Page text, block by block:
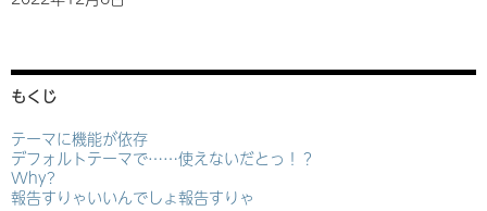
もくじ
テーマに機能が依存
デフォルトテーマで……使えないだとっ！？
Why?
報告すりゃいいんでしょ報告すりゃ